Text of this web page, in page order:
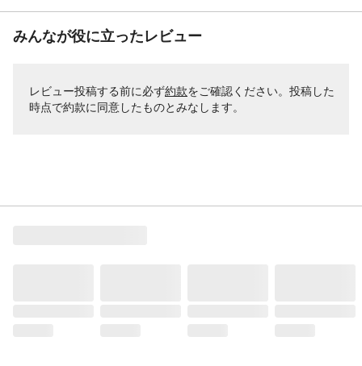
みんなが役に立ったレビュー
レビュー投稿する前に必ず約款をご確認ください。投稿した
時点で約款に同意したものとみなします。